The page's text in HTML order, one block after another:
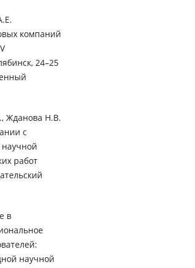
компаний
24–25
Жданова Н.В.
с
работ
в
научной